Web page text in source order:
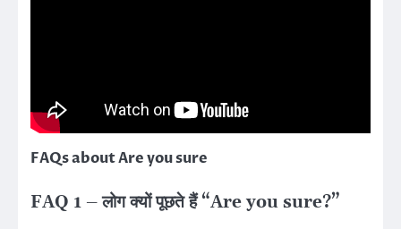
FAQs about Are you sure
FAQ 1 – लोग क्यों पूछते हैं “Are you sure?”